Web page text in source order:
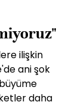
ilişkin
ani şok
daha